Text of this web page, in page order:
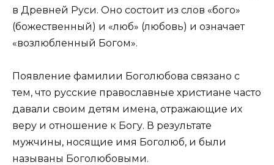
в Древней Руси. Оно состоит из слов «бого»
(божественный) и «люб» (любовь) и означает
«возлюбленный Богом».
Появление фамилии Боголюбова связано с
тем, что русские православные христиане часто
давали своим детям имена, отражающие их
веру и отношение к Богу. В результате
мужчины, носящие имя Боголюб, и были
называны Боголюбовыми.